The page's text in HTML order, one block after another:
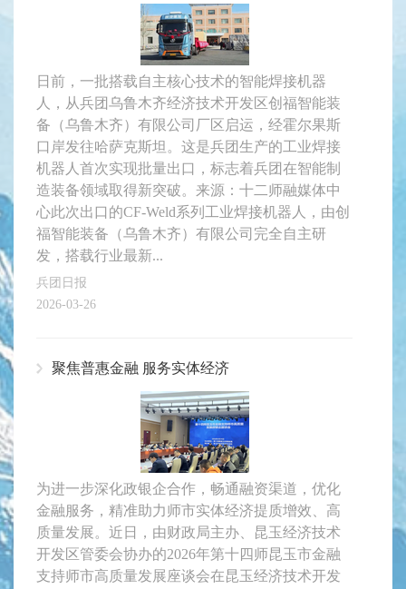
日前，一批搭载自主核心技术的智能焊接机器
人，从兵团乌鲁木齐经济技术开发区创福智能装
备（乌鲁木齐）有限公司厂区启运，经霍尔果斯
口岸发往哈萨克斯坦。这是兵团生产的工业焊接
机器人首次实现批量出口，标志着兵团在智能制
造装备领域取得新突破。来源：十二师融媒体中
心此次出口的CF-Weld系列工业焊接机器人，由创
福智能装备（乌鲁木齐）有限公司完全自主研
发，搭载行业最新...
兵团日报
2026-03-26
聚焦普惠金融 服务实体经济
为进一步深化政银企合作，畅通融资渠道，优化
金融服务，精准助力师市实体经济提质增效、高
质量发展。近日，由财政局主办、昆玉经济技术
开发区管委会协办的2026年第十四师昆玉市金融
支持师市高质量发展座谈会在昆玉经济技术开发